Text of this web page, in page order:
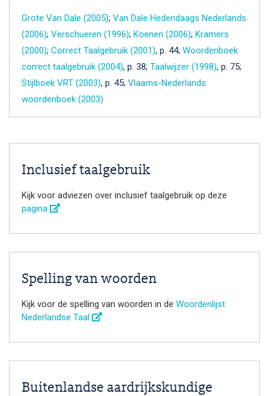
Grote Van Dale (2005); Van Dale Hedendaags Nederlands
(2006); Verschueren (1996); Koenen (2006); Kramers
(2000); Correct Taalgebruik (2001), p. 44; Woordenboek
correct taalgebruik (2004), p. 38; Taalwijzer (1998), p. 75;
Stijlboek VRT (2003), p. 45; Vlaams-Nederlands
woordenboek (2003)
Inclusief taalgebruik
Kijk voor adviezen over inclusief taalgebruik op deze
pagina
Spelling van woorden
Kijk voor de spelling van woorden in de Woordenlijst
Nederlandse Taal
Buitenlandse aardrijkskundige